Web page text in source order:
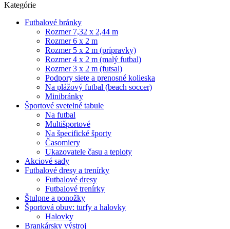
Kategórie
Futbalové bránky
Rozmer 7,32 x 2,44 m
Rozmer 6 x 2 m
Rozmer 5 x 2 m (prípravky)
Rozmer 4 x 2 m (malý futbal)
Rozmer 3 x 2 m (futsal)
Podpory siete a prenosné kolieska
Na plážový futbal (beach soccer)
Minibránky
Športové svetelné tabule
Na futbal
Multišportové
Na špecifické športy
Časomiery
Ukazovatele času a teploty
Akciové sady
Futbalové dresy a trenírky
Futbalové dresy
Futbalové trenírky
Štulpne a ponožky
Športová obuv: turfy a halovky
Halovky
Brankársky výstroj